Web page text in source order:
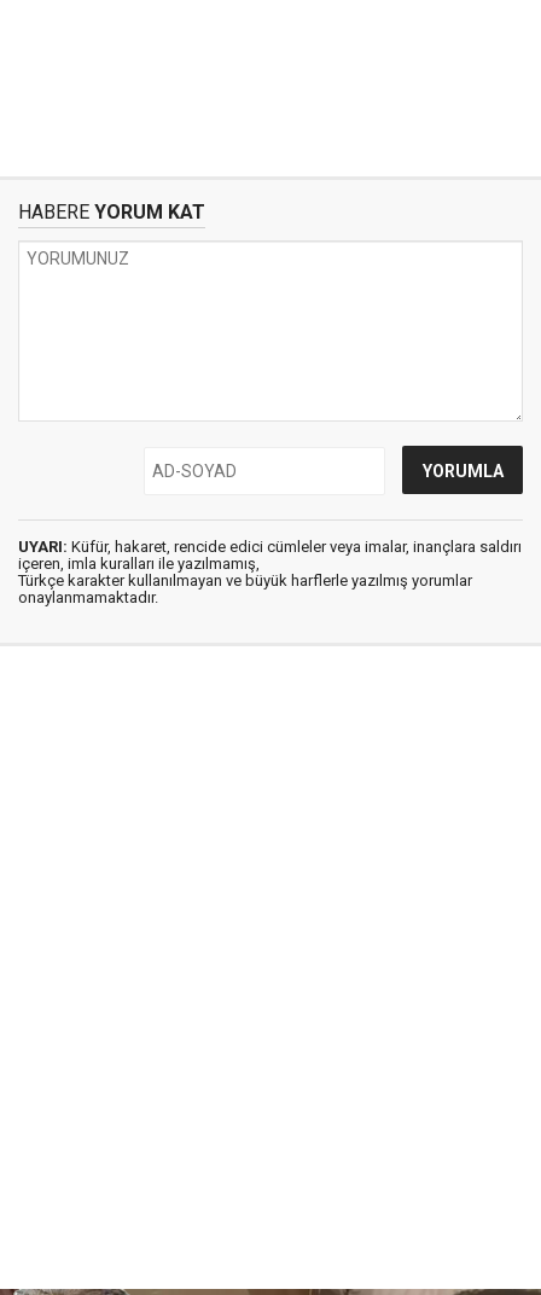
HABERE YORUM KAT
UYARI: Küfür, hakaret, rencide edici cümleler veya imalar, inançlara saldırı
içeren, imla kuralları ile yazılmamış,
Türkçe karakter kullanılmayan ve büyük harflerle yazılmış yorumlar
onaylanmamaktadır.